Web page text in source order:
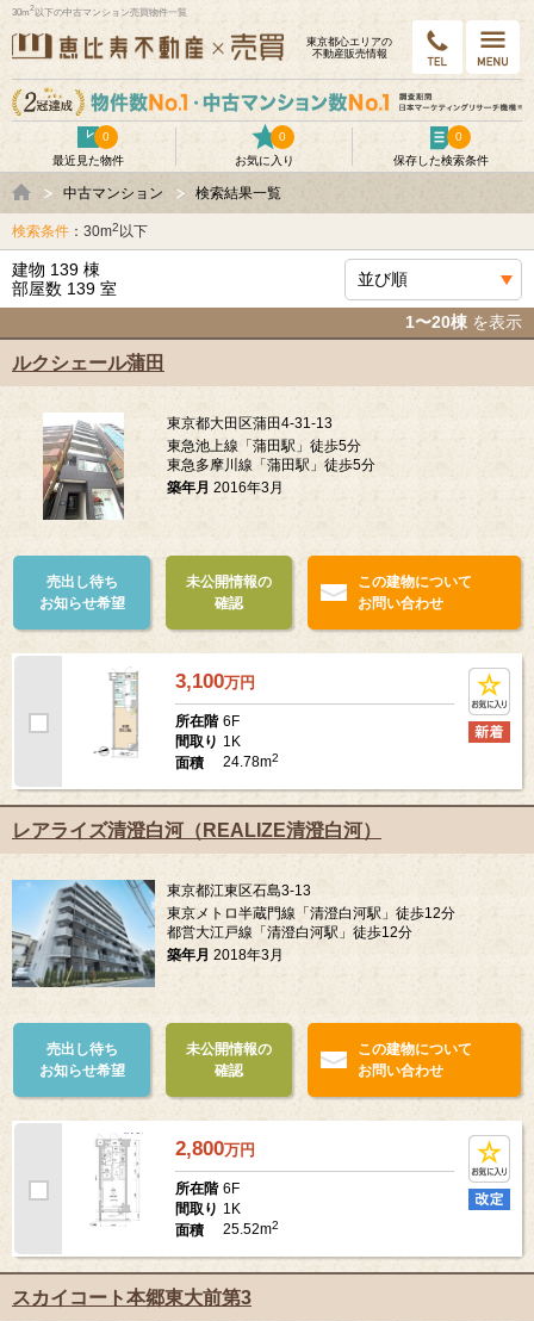
30m2以下の中古マンション売買物件一覧
東京都⼼エリアの
不動産販売情報
最近見た物件
0
お気に入り
0
保存した検索条件
0
中古マンション 検索結果一覧
検索条件 ：30m2 以下
建物 139 棟
部屋数 139 室
1〜20棟 を表示
ルクシェール蒲田
東京都大田区蒲田4-31-13
東急池上線「蒲田駅」徒歩5分
東急多摩川線「蒲田駅」徒歩5分
築年月 2016年3月
売出し待ち
お知らせ希望
未公開情報の
確認
この建物について
お問い合わせ
3,100万円
所在階 6F
間取り 1K
面積
24.78m2
レアライズ清澄白河（REALIZE清澄白河）
東京都江東区石島3-13
東京メトロ半蔵門線「清澄白河駅」徒歩12分
都営大江戸線「清澄白河駅」徒歩12分
築年月 2018年3月
売出し待ち
お知らせ希望
未公開情報の
確認
この建物について
お問い合わせ
2,800万円
所在階 6F
間取り 1K
面積
25.52m2
スカイコート本郷東大前第3